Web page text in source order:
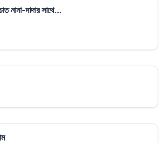
নানা-দাদার সাথে...